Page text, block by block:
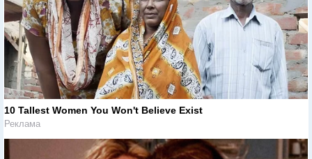
10 Tallest Women You Won't Believe Exist
Реклама